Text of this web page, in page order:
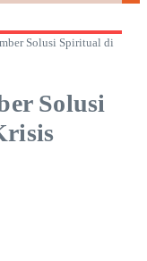
Solusi Spiritual di
Solusi